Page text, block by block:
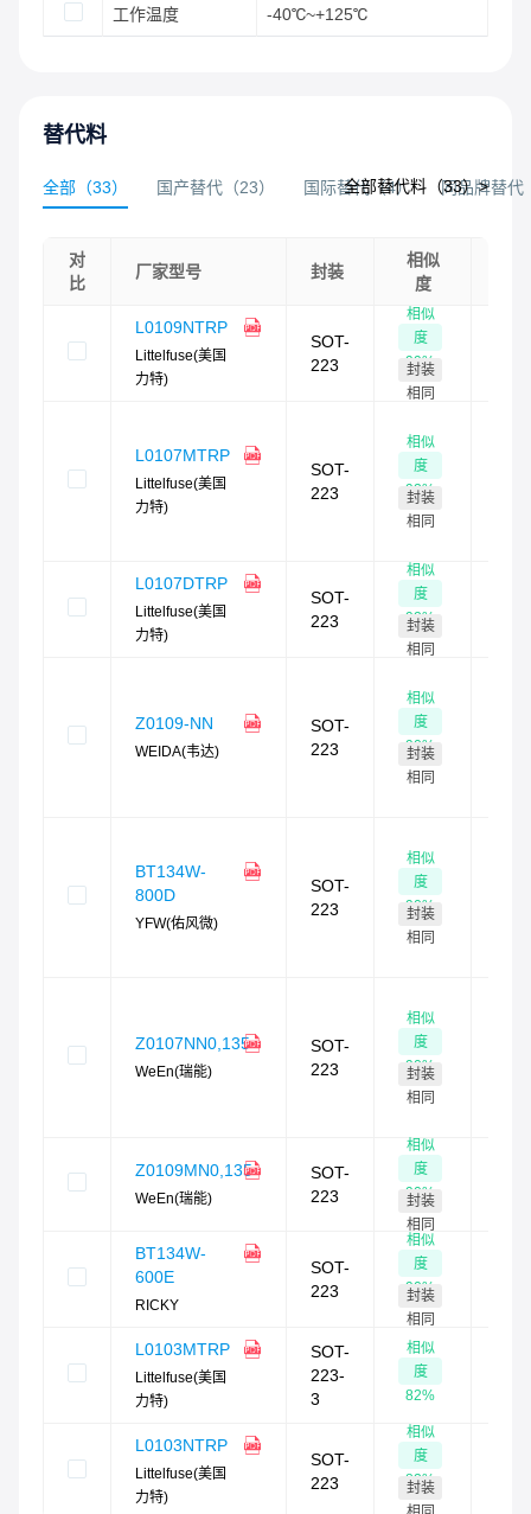
工作温度 -40℃~+125℃
替代料
全部 （33） 国产替代 （23） 国际替代（4） 同品牌替代
全部替代料（33）>
对
比
厂家型号 封装
相似
度
L0109NTRP
Littelfuse(美国
力特)
SOT-
223
相似
度
99%
封装
相同
L0107MTRP
Littelfuse(美国
力特)
SOT-
223
相似
度
92%
封装
相同
L0107DTRP
Littelfuse(美国
力特)
SOT-
223
相似
度
92%
封装
相同
Z0109-NN
WEIDA(韦达)
SOT-
223
相似
度
90%
封装
相同
BT134W-
800D
YFW(佑风微)
SOT-
223
相似
度
90%
封装
相同
Z0107NN0,135
WeEn(瑞能)
SOT-
223
相似
度
90%
封装
相同
Z0109MN0,135
WeEn(瑞能)
SOT-
223
相似
度
90%
封装
相同
BT134W-
600E
RICKY
SOT-
223
相似
度
90%
封装
相同
L0103MTRP
Littelfuse(美国
力特)
SOT-
223-
3
相似
度
82%
L0103NTRP
Littelfuse(美国
力特)
SOT-
223
相似
度
82%
封装